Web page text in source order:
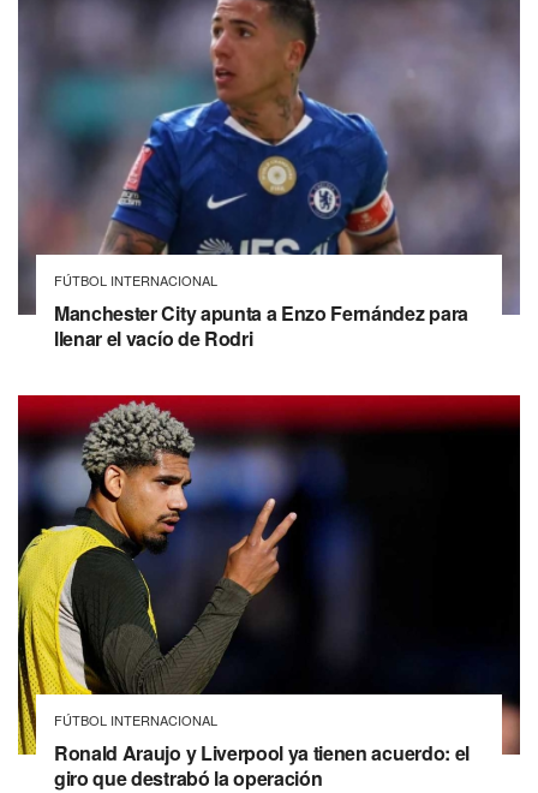
FÚTBOL INTERNACIONAL
Manchester City apunta a Enzo Fernández para
llenar el vacío de Rodri
FÚTBOL INTERNACIONAL
Ronald Araujo y Liverpool ya tienen acuerdo: el
giro que destrabó la operación